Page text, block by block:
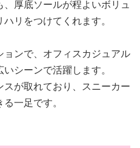
厚底ソールが程よいボリュ
リをつけてくれます。
ンで、オフィスカジュアル
シーンで活躍します。
が取れており、スニーカー
一足です。